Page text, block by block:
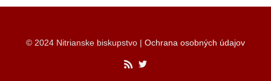
© 2024 Nitrianske biskupstvo | Ochrana osobných údajov